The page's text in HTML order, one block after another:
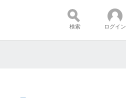
検索 ログイン